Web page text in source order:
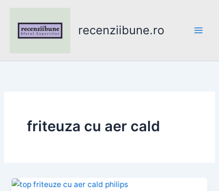
content
recenziibune.ro
friteuza cu aer cald